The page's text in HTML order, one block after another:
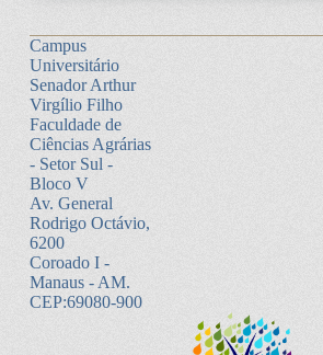
Campus
Universitário
Senador Arthur
Virgílio Filho
Faculdade de
Ciências Agrárias
- Setor Sul -
Bloco V
Av. General
Rodrigo Octávio,
6200
Coroado I -
Manaus - AM.
CEP:69080-900